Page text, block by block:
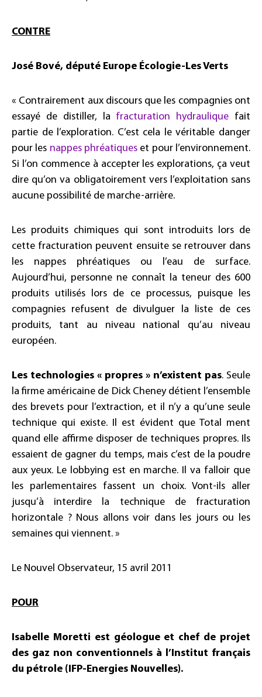
CONTRE
José Bové, député Europe Écologie-Les Verts
« Contrairement aux discours que les compagnies ont
essayé de distiller, la fracturation hydraulique fait
partie de l’exploration. C’est cela le véritable danger
pour les nappes phréatiques et pour l’environnement.
Si l’on commence à accepter les explorations, ça veut
dire qu’on va obligatoirement vers l’exploitation sans
aucune possibilité de marche-arrière.
Les produits chimiques qui sont introduits lors de
cette fracturation peuvent ensuite se retrouver dans
les nappes phréatiques ou l’eau de surface.
Aujourd’hui, personne ne connaît la teneur des 600
produits utilisés lors de ce processus, puisque les
compagnies refusent de divulguer la liste de ces
produits, tant au niveau national qu’au niveau
européen.
Les technologies « propres » n’existent pas. Seule
la firme américaine de Dick Cheney détient l’ensemble
des brevets pour l’extraction, et il n’y a qu’une seule
technique qui existe. Il est évident que Total ment
quand elle affirme disposer de techniques propres. Ils
essaient de gagner du temps, mais c’est de la poudre
aux yeux. Le lobbying est en marche. Il va falloir que
les parlementaires fassent un choix. Vont-ils aller
jusqu’à interdire la technique de fracturation
horizontale ? Nous allons voir dans les jours ou les
semaines qui viennent. »
Le Nouvel Observateur, 15 avril 2011
POUR
Isabelle Moretti est géologue et chef de projet
des gaz non conventionnels à l’Institut français
du pétrole (IFP-Energies Nouvelles).